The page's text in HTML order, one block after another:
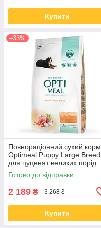
Купити
–33%
Повнораціонний сухий корм
Optimeal Puppy Large Breed
для цуценят великих порід
індичка 12 КГ
Готово до відправки
2 189 ₴ 3 268 ₴
Купити